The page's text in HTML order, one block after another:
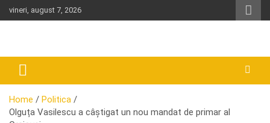
Skip
to
vineri, august 7, 2026
Home
Politica
Olguța Vasilescu a câștigat un nou mandat de primar al